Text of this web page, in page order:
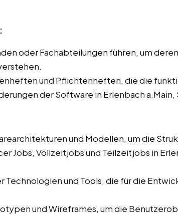
oder Fachabteilungen führen, um
und Pflichtenheften, die die
der Software in Erlenbach a.Main,
und Modellen, um die
Jobs, Vollzeitjobs und Teilzeitjobs in
Technologien und Tools, die für die
und Wireframes, um die